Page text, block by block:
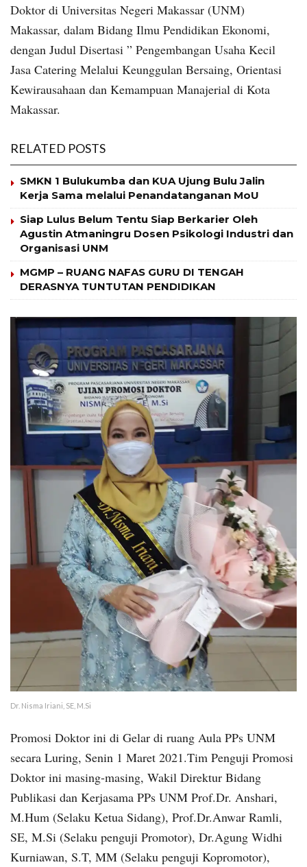
Doktor di Universitas Negeri Makassar (UNM)
Makassar, dalam Bidang Ilmu Pendidikan Ekonomi,
dengan Judul Disertasi ” Pengembangan Usaha Kecil
Jasa Catering Melalui Keunggulan Bersaing, Orientasi
Kewirausahaan dan Kemampuan Manajerial di Kota
Makassar.
RELATED POSTS
SMKN 1 Bulukumba dan KUA Ujung Bulu Jalin
Kerja Sama melalui Penandatanganan MoU
Siap Lulus Belum Tentu Siap Berkarier Oleh
Agustin Atmaningru Dosen Psikologi Industri dan
Organisasi UNM
MGMP – RUANG NAFAS GURU DI TENGAH
DERASNYA TUNTUTAN PENDIDIKAN
Dr. Nisma Iriani, SE, M.Si
Promosi Doktor ini di Gelar di ruang Aula PPs UNM
secara Luring, Senin 1 Maret 2021.Tim Penguji Promosi
Doktor ini masing-masing, Wakil Direktur Bidang
Publikasi dan Kerjasama PPs UNM Prof.Dr. Anshari,
M.Hum (Selaku Ketua Sidang), Prof.Dr.Anwar Ramli,
SE, M.Si (Selaku penguji Promotor), Dr.Agung Widhi
Kurniawan, S.T, MM (Selaku penguji Kopromotor),